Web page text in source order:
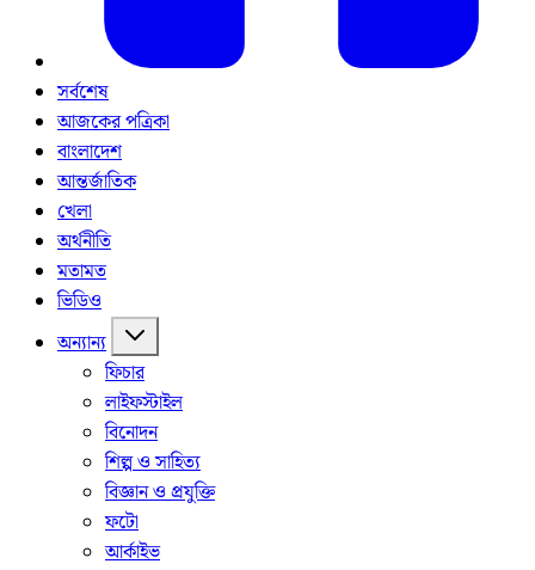
সর্বশেষ
আজকের পত্রিকা
বাংলাদেশ
আন্তর্জাতিক
খেলা
অর্থনীতি
মতামত
ভিডিও
অন্যান্য
ফিচার
লাইফস্টাইল
বিনোদন
শিল্প ও সাহিত্য
বিজ্ঞান ও প্রযুক্তি
ফটো
আর্কাইভ